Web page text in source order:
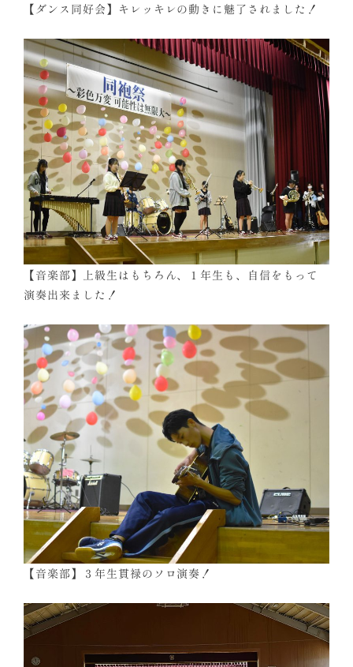
【ダンス同好会】キレッキレの動きに魅了されました！
【音楽部】上級生はもちろん、１年生も、自信をもって
演奏出来ました！
【音楽部】３年生貫禄のソロ演奏！